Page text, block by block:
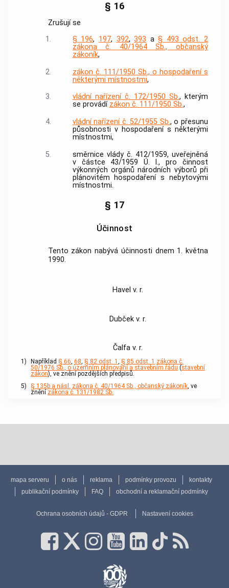
§ 16
Zrušují se
1.
§ 196, 197, 392,393 a§ 493 odst. 2
zákona č. 40/1964 Sb., občanský
zákoník,
2.
zákon č. 111/1950 Sb., o hospodaření s
některými místnostmi,
3.
vládní nařízení č. 172/1950 Sb., kterým
se provádí zákon č. 111/1950 Sb.,
4.
vládní nařízení č. 52/1955 Sb., o přesunu
působnosti v hospodaření s některými
místnostmi,
5.
směrnice vlády č. 412/1959, uveřejněná
v částce 43/1959 Ú. l., pro činnost
výkonných orgánů národních výborů při
plánovitém hospodaření s nebytovými
místnostmi.
§ 17
Účinnost
Tento zákon nabývá účinnosti dnem 1. května
1990.
Havel v. r.
Dubček v. r.
Čalfa v. r.
1) Například § 66 68 § 82 odst. 1 § 85 odst. 1 zákona č.
50/1976 Sb., o územním plánování a stavebním řádu (stavební
zákon), ve znění pozdějších předpisů.
5)
§ 135b a násl. zákona č. 40/1964 Sb., občanský zákoník , ve
znění zákona č. 131/1982 Sb.
mapa serveru o nás reklama podmínky provozu
kontakty
publikační podmínky
FAQ obchodní a reklamační podmínky
Ochrana osobních údajů - GDPR Nastavení cookies